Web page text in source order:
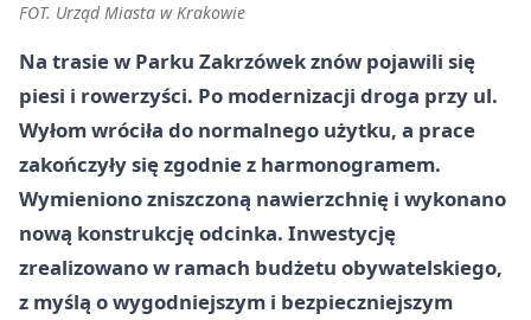
FOT. Urząd Miasta w Krakowie
Na trasie w Parku Zakrzówek znów pojawili się
piesi i rowerzyści. Po modernizacji droga przy ul.
Wyłom wróciła do normalnego użytku, a prace
zakończyły się zgodnie z harmonogramem.
Wymieniono zniszczoną nawierzchnię i wykonano
nową konstrukcję odcinka. Inwestycję
zrealizowano w ramach budżetu obywatelskiego,
z myślą o wygodniejszym i bezpieczniejszym